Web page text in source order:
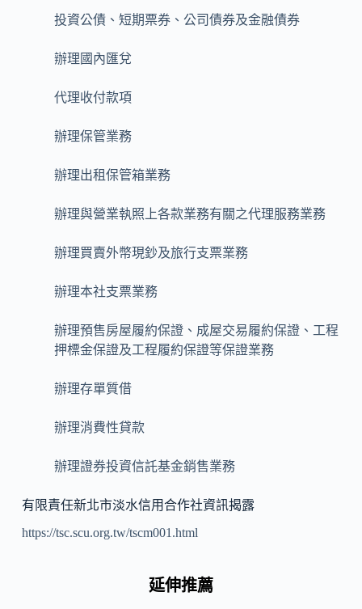
投資公債、短期票券、公司債券及金融債券
辦理國內匯兌
代理收付款項
辦理保管業務
辦理出租保管箱業務
辦理與營業執照上各款業務有關之代理服務業務
辦理買賣外幣現鈔及旅行支票業務
辦理本社支票業務
辦理預售房屋履約保證、成屋交易履約保證、工程
押標金保證及工程履約保證等保證業務
辦理存單質借
辦理消費性貸款
辦理證券投資信託基金銷售業務
有限責任新北市淡水信用合作社資訊揭露
https://tsc.scu.org.tw/tscm001.html
延伸推薦